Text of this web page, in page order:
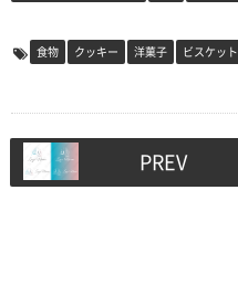
食物 クッキー 洋菓子 ビスケット
PREV